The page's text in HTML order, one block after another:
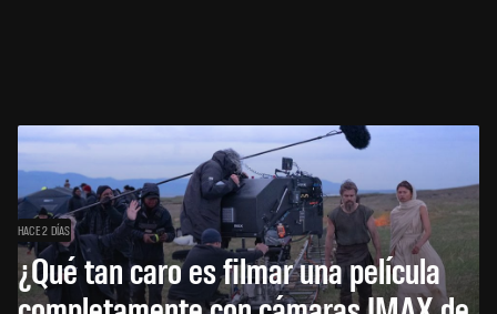
HACE 2 DÍAS
¿Qué tan caro es filmar una película